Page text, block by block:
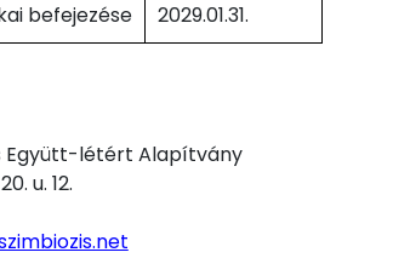
befejezése
2029.01.31.
Együtt-létért Alapítvány
u. 12.